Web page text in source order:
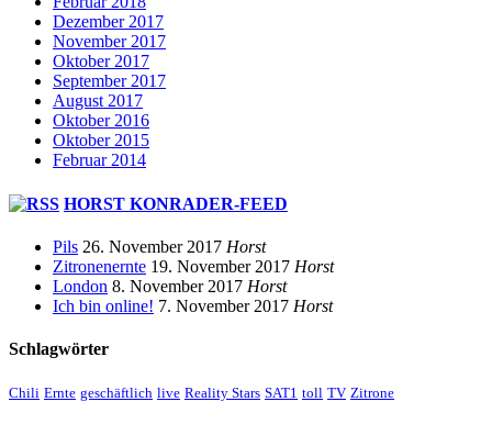
Dezember 2017
November 2017
Oktober 2017
September 2017
August 2017
Oktober 2016
Oktober 2015
Februar 2014
HORST KONRADER-FEED
Pils 26. November 2017 Horst
Zitronenernte 19. November 2017 Horst
London 8. November 2017 Horst
Ich bin online! 7. November 2017 Horst
Schlagwörter
Chili Ernte geschäftlich live Reality Stars SAT1 toll TV Zitrone